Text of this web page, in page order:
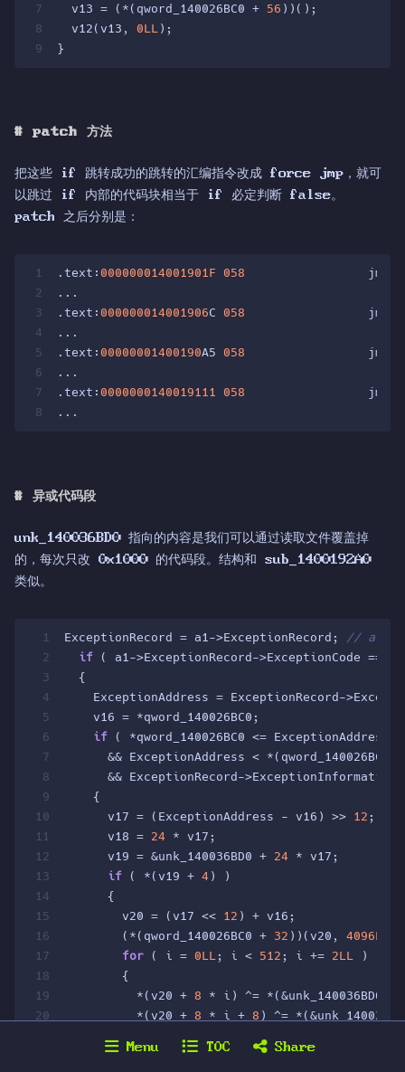
7
8
9
  v13 = (*(qword_140026BC0 +
56 ))();
  v12(v13,
0LL );
}
# patch 方法
把这些 if 跳转成功的跳转的汇编指令改成 force jmp，就可
以跳过 if 内部的代码块相当于 if 必定判断 false。
patch 之后分别是：
1
2
3
4
5
6
7
8
.text: 000000014001901F 058
...
.text: 000000014001906C 058
...
.text: 00000001400190A5 058
...
.text: 0000000140019111 058
...
# 异或代码段
unk_140036BD0 指向的内容是我们可以通过读取文件覆盖掉
的，每次只改 0x1000 的代码段。结构和 sub_1400192A0
类似。
1
2
3
4
5
6
7
8
9
10
11
12
13
14
15
16
17
18
19
20
ExceptionRecord = a1->ExceptionRecord;
// a1 是
if ( a1->ExceptionRecord->ExceptionCode ==
  {
ExceptionAddress = ExceptionRecord-
    v16 = *qword_140026BC0;
if ( *qword_140026BC0 <= ExceptionAddress
&& ExceptionAddress < *(qword_140026BC0
      && ExceptionRecord->ExceptionInformation[
    {
      v17 = (ExceptionAddress - v16) >>
12 ;
      v18 =
24 * v17;
      v19 = &unk_140036BD0 +
24 * v17;
if ( *(v19 + 4 ) )
      {
        v20 = (v17 <<
12 ) + v16;
        (*(qword_140026BC0 +
32 ))(v20, 4096LL
for ( i = 0LL ; i < 512 ; i += 2LL
)
        {
          *(v20 +
8 * i) ^= *(&unk_140036BD0 +
          *(v20 +
8 * i + 8 ) ^=
      }
Menu TOC Share